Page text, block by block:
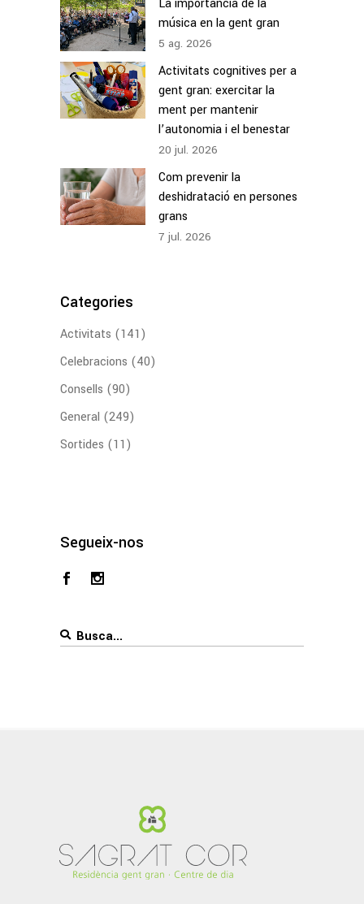
música en la gent gran
5 ag. 2026
Activitats cognitives per a
gent gran: exercitar la
ment per mantenir
l’autonomia i el benestar
20 jul. 2026
Com prevenir la
deshidratació en persones
grans
7 jul. 2026
Categories
Activitats (141)
Celebracions (40)
Consells (90)
General (249)
Sortides (11)
Segueix-nos
Search